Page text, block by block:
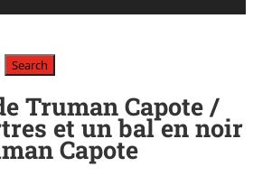
Truman Capote /
et un bal en noir
Capote